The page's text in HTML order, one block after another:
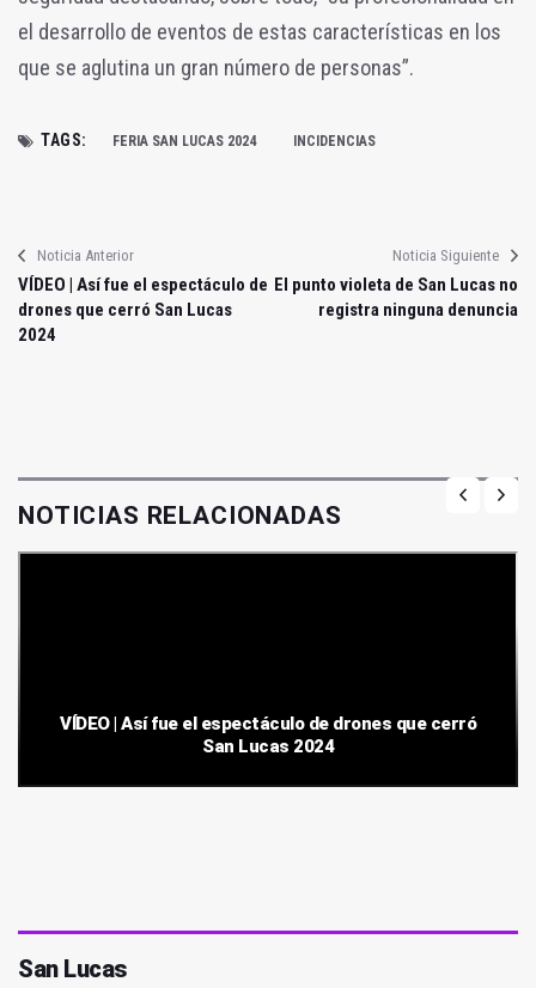
el desarrollo de eventos de estas características en los
que se aglutina un gran número de personas”.
TAGS: FERIA SAN LUCAS 2024 INCIDENCIAS
Noticia Anterior
VÍDEO | Así fue el espectáculo de
drones que cerró San Lucas
2024
Noticia Siguiente
El punto violeta de San Lucas no
registra ninguna denuncia
NOTICIAS RELACIONADAS
VÍDEO | Así fue el espectáculo de drones que cerró
San Lucas 2024
San Lucas